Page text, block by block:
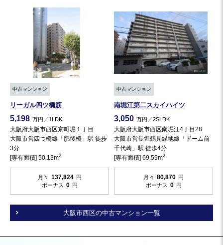
中古マンション
リーガル四ツ橋筋
5,198 万円／1LDK
大阪府大阪市西区京町堀１丁目
大阪市営四つ橋線「肥後橋」駅 徒歩
3分
[専有面積] 50.13m2
月々 137,824 円
ボーナス 0 円
中古マンション
南堀江第二スカイハイツ
3,050 万円／2SLDK
大阪府大阪市西区南堀江4丁目28
大阪市営長堀鶴見緑地線「ドーム前
千代崎」駅 徒歩4分
[専有面積] 69.59m2
月々 80,870 円
ボーナス 0 円
大阪市西区の中古マンション一覧